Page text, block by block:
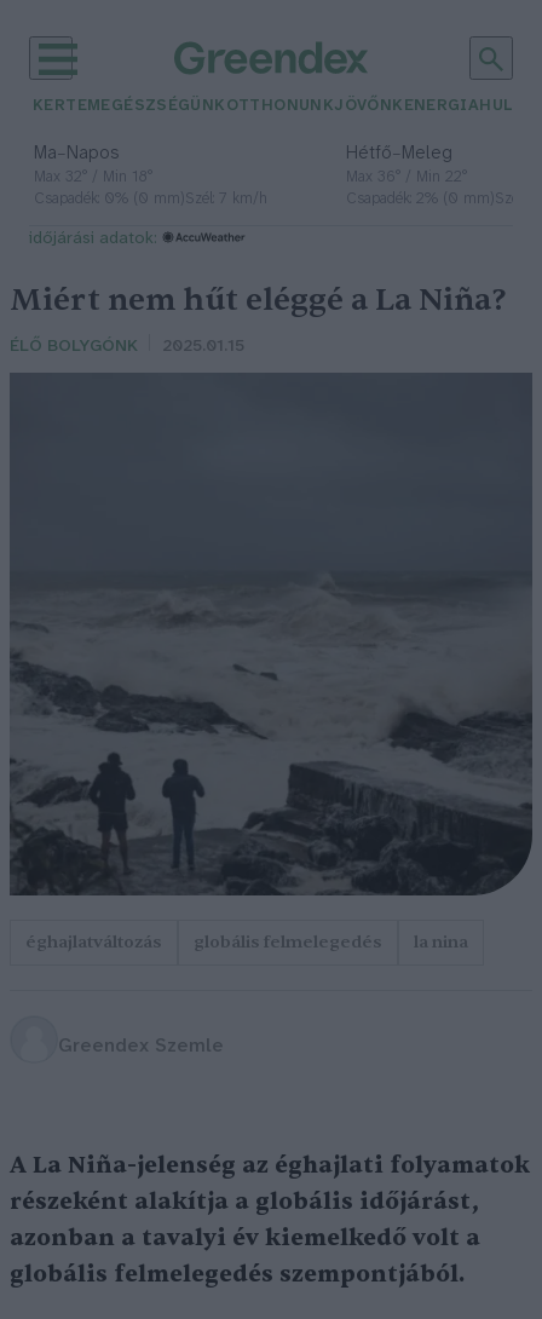
KERTEM EGÉSZSÉGÜNK OTTHONUNKJÖVŐNK ENERGIA
Ma– Napos
Max 32° / Min 18°
Csapadék: 0% (0 mm)Szél: 7 km/h
Hétfő– Meleg
Max 36° / Min 22°
Csapadék: 2% (0 mm)Szél:
időjárási adatok:
Miért nem hűt eléggé a La Niña?
ÉLŐ BOLYGÓNK 2025.01.15
éghajlatváltozás globális felmelegedés la nina
Greendex Szemle
A La Niña-jelenség az éghajlati folyamatok
részeként alakítja a globális időjárást,
azonban a tavalyi év kiemelkedő volt a
globális felmelegedés szempontjából.